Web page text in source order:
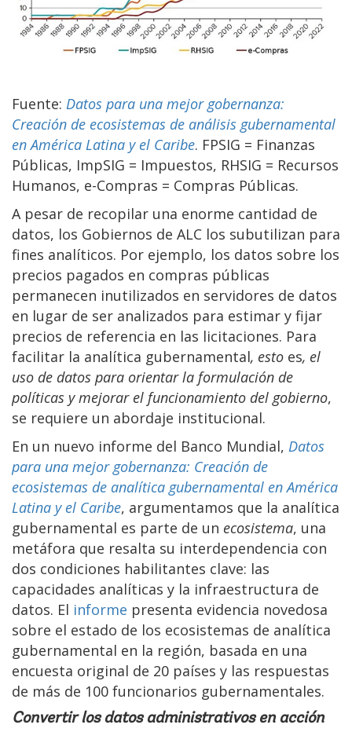
Fuente: Datos para una mejor gobernanza:
Creación de ecosistemas de análisis gubernamental
en América Latina y el Caribe. FPSIG = Finanzas
Públicas, ImpSIG = Impuestos, RHSIG = Recursos
Humanos, e-Compras = Compras Públicas.
A pesar de recopilar una enorme cantidad de
datos, los Gobiernos de ALC los subutilizan para
fines analíticos. Por ejemplo, los datos sobre los
precios pagados en compras públicas
permanecen inutilizados en servidores de datos
en lugar de ser analizados para estimar y fijar
precios de referencia en las licitaciones. Para
facilitar la analítica gubernamental, esto es, el
uso de datos para orientar la formulación de
políticas y mejorar el funcionamiento del gobierno,
se requiere un abordaje institucional.
En un nuevo informe del Banco Mundial, Datos
para una mejor gobernanza: Creación de
ecosistemas de analítica gubernamental en América
Latina y el Caribe, argumentamos que la analítica
gubernamental es parte de un ecosistema, una
metáfora que resalta su interdependencia con
dos condiciones habilitantes clave: las
capacidades analíticas y la infraestructura de
datos. El informe presenta evidencia novedosa
sobre el estado de los ecosistemas de analítica
gubernamental en la región, basada en una
encuesta original de 20 países y las respuestas
de más de 100 funcionarios gubernamentales.
Convertir los datos administrativos en acción